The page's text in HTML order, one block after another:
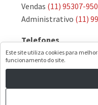
Este site utiliza cookies para
funcionamento do site.
Vendas (11) 95307-
Administrativo (11)
Telefones
(11) 3974-8951